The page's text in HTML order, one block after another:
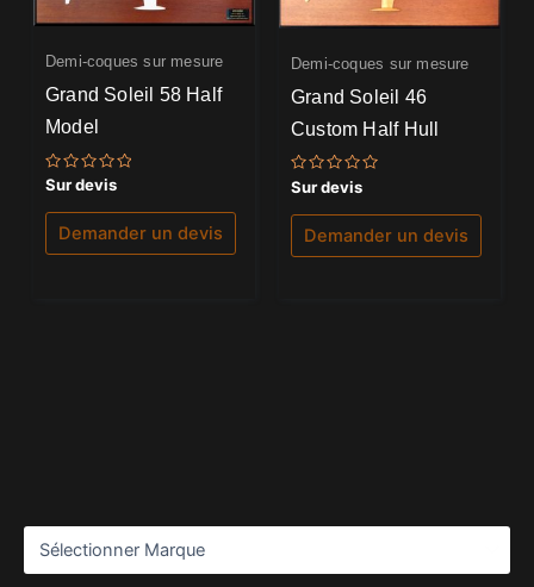
Demi-coques sur mesure
Grand Soleil 58 Half
Model
Note
0
sur
Sur devis
Demander un devis
Demi-coques sur mesure
Grand Soleil 46
Custom Half Hull
Note
0
sur
Sur devis
Demander un devis